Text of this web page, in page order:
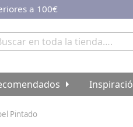
a 100€
Pintado